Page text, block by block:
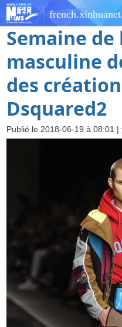
Semaine de
masculine
des
Dsquared2
Publié le 2018-06-19 à 08:01 |